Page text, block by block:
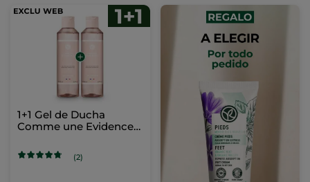
1+1 Gel de Ducha
Comme une Evidence
(2)